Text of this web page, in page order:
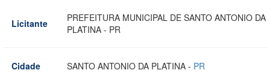
Licitante
PREFEITURA MUNICIPAL DE SANTO ANTONIO DA
PLATINA - PR
Cidade SANTO ANTONIO DA PLATINA - PR